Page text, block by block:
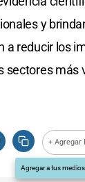
y
a reducir los
sectores más
+ Agregar
Agregar a tus